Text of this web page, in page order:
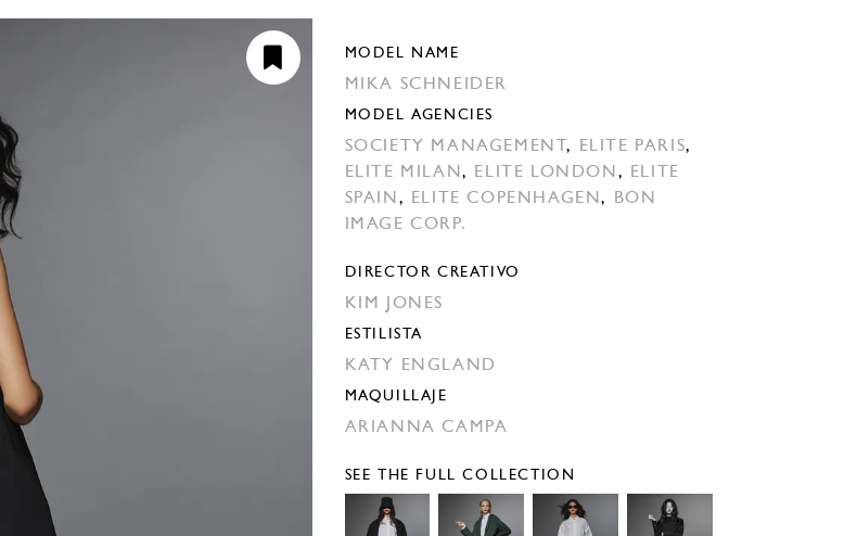
MODEL NAME
MIKA SCHNEIDER
MODEL AGENCIES
SOCIETY MANAGEMENT, ELITE PARIS,
ELITE MILAN, ELITE LONDON ,
ELITE
SPAIN , ELITE COPENHAGEN,
BON
IMAGE CORP.
DIRECTOR CREATIVO
KIM JONES
ESTILISTA
KATY ENGLAND
MAQUILLAJE
ARIANNA CAMPA
SEE THE FULL COLLECTION